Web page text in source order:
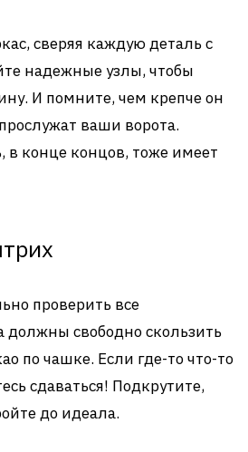
сверяя каждую деталь с
надежные узлы, чтобы
И помните, чем крепче он
ваши ворота.
в конце концов, тоже имеет
проверить все
должны свободно скользить
по чашке. Если где-то что-то
сдаваться! Подкрутите,
до идеала.